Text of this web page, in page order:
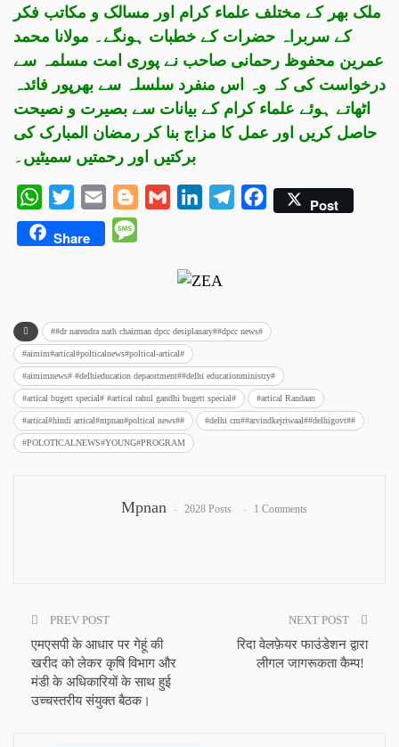
ملک بھر کے مختلف علماء کرام اور مسالک و مکاتب فکر
کے سربراہ حضرات کے خطبات ہونگے۔ مولانا محمد
عمرین محفوظ رحمانی صاحب نے پوری امت مسلمہ سے
درخواست کی کہ وہ اس منفرد سلسلہ سے بھرپور فائدہ
اٹھاتے ہوئے علماء کرام کے بیانات سے بصیرت و نصیحت
حاصل کریں اور عمل کا مزاج بنا کر رمضان المبارک کی
برکتیں اور رحمتیں سمیٹیں۔
WhatsApp
Twitter Email BloggerGmail LinkedInTelegramFacebookPost
Share
##dr narendra nath chairman dpcc desiplanary##dpcc news#
#aimim#artical#polticalnews#poltical-artical#
#aimimnews# #delhieducation depaortment##delhi educationministry#
#artical bugett special# #artical rahul gandhi bugett special# #artical Randaan
#artical#hindi artical#mpnan#poltical news## #delhi cm##arvindkejriwaal##delhigovt##
#POLOTICALNEWS#YOUNG#PROGRAM
Mpnan 2028 Posts 1 Comments
PREV POST
एमएसपी के आधार पर गेहूं की
खरीद को लेकर कृषि विभाग और
मंडी के अधिकारियों के साथ हुई
उच्चस्तरीय संयुक्त बैठक।
NEXT POST
रिदा वेलफ़ेयर फाउंडेशन द्वारा
लीगल जागरूकता कैम्प!